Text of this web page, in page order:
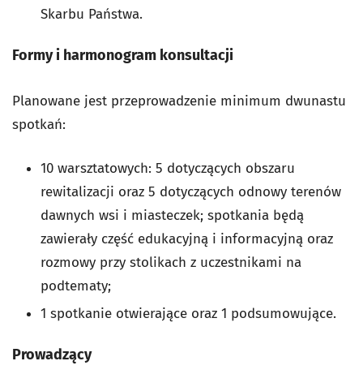
Skarbu Państwa.
Formy i harmonogram konsultacji
Planowane jest przeprowadzenie minimum dwunastu
spotkań:
10 warsztatowych: 5 dotyczących obszaru
rewitalizacji oraz 5 dotyczących odnowy terenów
dawnych wsi i miasteczek; spotkania będą
zawierały część edukacyjną i informacyjną oraz
rozmowy przy stolikach z uczestnikami na
podtematy;
1 spotkanie otwierające oraz 1 podsumowujące.
Prowadzący